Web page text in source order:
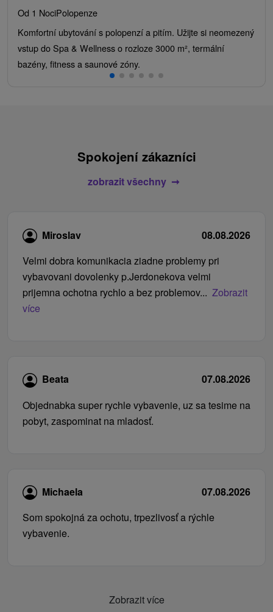
Od 1 NociPolopenze
Komfortní ubytování s polopenzí a pitím. Užijte si neomezený
vstup do Spa & Wellness o rozloze 3000 m², termální
bazény, fitness a saunové zóny.
Spokojení zákazníci
zobrazit všechny
Miroslav
08.08.2026
Velmi dobra komunikacia ziadne problemy pri
vybavovani dovolenky p.Jerdonekova velmi
prijemna ochotna rychlo a bez problemov... Zobrazit
více
Beata
07.08.2026
Objednabka super rychle vybavenie, uz sa tesime na
pobyt, zaspominat na mladosť.
Michaela
07.08.2026
Som spokojná za ochotu, trpezlivosť a rýchle
vybavenie.
Zobrazit více